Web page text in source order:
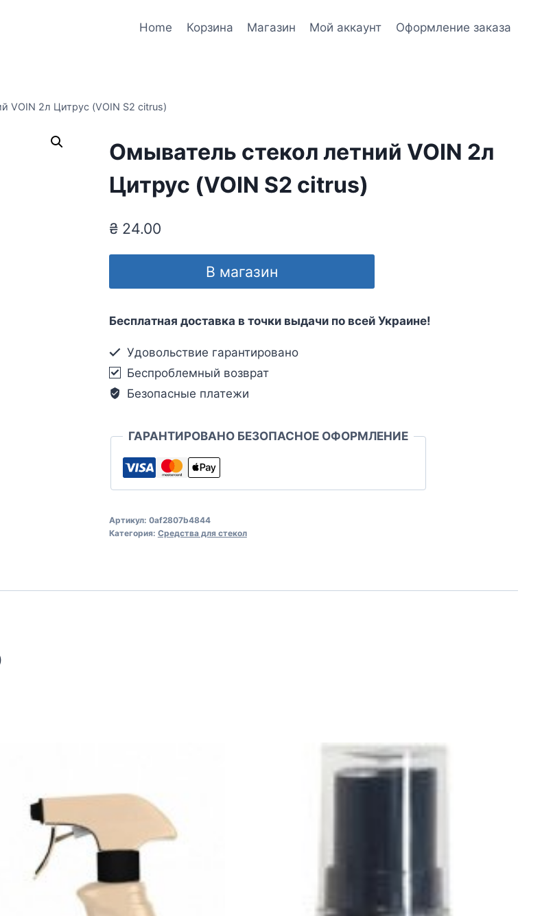
Home Корзина Магазин Мой аккаунт Оформление заказа
VOIN 2л Цитрус (VOIN S2 citrus)
Омыватель стекол летний VOIN 2л
Цитрус (VOIN S2 citrus)
₴24.00
В магазин
Бесплатная доставка в точки выдачи по всей Украине!
Удовольствие гарантировано
Беспроблемный возврат
Безопасные платежи
ГАРАНТИРОВАНО БЕЗОПАСНОЕ ОФОРМЛЕНИЕ
Артикул: 0af2807b4844
Категория: Средства для стекол